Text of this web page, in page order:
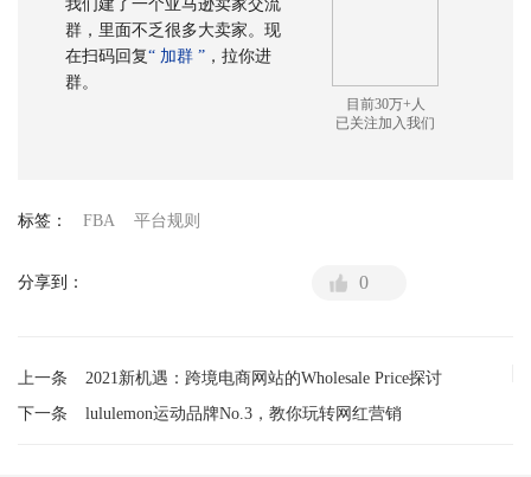
我们建了一个亚马逊卖家交流
群，里面不乏很多大卖家。现
在扫码回复“ 加群 ” ，拉你进
群。
目前30万+人
已关注加入我们
标签： FBA 平台规则
分享到： 0
2021新机遇：跨境电商网站的Wholesale Price探讨
上一条
lululemon运动品牌No.3，教你玩转网红营销
下一条